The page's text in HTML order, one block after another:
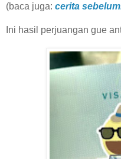
(baca juga: cerita
Ini hasil perjuangan gue